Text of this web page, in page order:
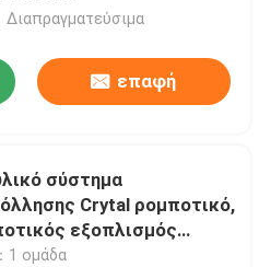
Διαπραγματεύσιμα
επαφή
σύστημα
Crytal ρομποτικό,
εξοπλισμός
λέιζερ τέμνων
1 ομάδα